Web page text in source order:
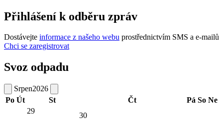
Přihlášení k odběru zpráv
Dostávejte informace z našeho webu prostřednictvím SMS a e-mailů
Chci se zaregistrovat
Svoz odpadu
Srpen2026
Po Út St Čt Pá So Ne
29
30